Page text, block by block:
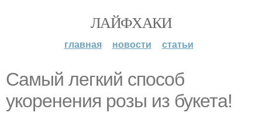
ЛАЙФХАКИ
главная новости статьи
Самый легкий способ
укоренения розы из букета!